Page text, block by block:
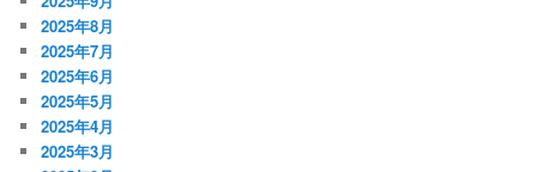
2025年8月
2025年7月
2025年6月
2025年5月
2025年4月
2025年3月